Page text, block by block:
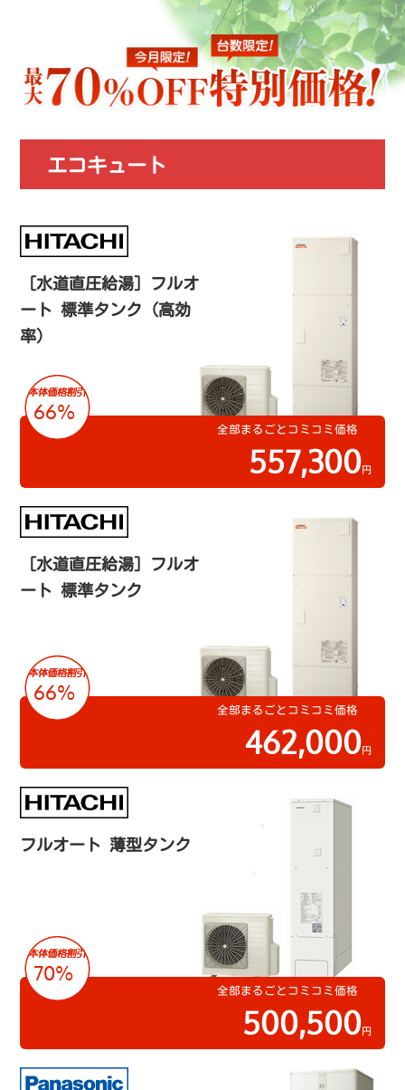
エコキュート
［水道直圧給湯］フルオ
ート 標準タンク（高効
率）
66%
全部まるごとコミコミ価格
557,300円
［水道直圧給湯］フルオ
ート 標準タンク
66%
全部まるごとコミコミ価格
462,000円
フルオート 薄型タンク
70%
全部まるごとコミコミ価格
500,500円